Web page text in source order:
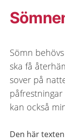
Sömn
ska få
sover på
kan också
Den här